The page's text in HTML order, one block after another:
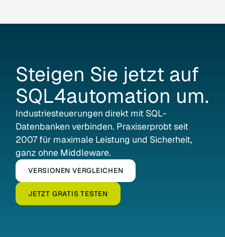
Steigen Sie jetzt auf
SQL4automation um.
Industrie­steuerungen direkt mit SQL-
Datenbanken verbinden. Praxiserprobt seit
2007 für maximale Leistung und Sicherheit,
ganz ohne Middleware.
VERSIONEN VERGLEICHEN
JETZT GRATIS TESTEN